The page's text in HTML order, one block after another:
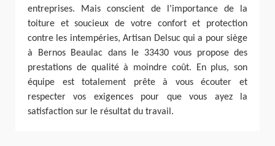
entreprises. Mais conscient de l’importance de la
toiture et soucieux de votre confort et protection
contre les intempéries, Artisan Delsuc qui a pour siège
à Bernos Beaulac dans le 33430 vous propose des
prestations de qualité à moindre coût. En plus, son
équipe est totalement prête à vous écouter et
respecter vos exigences pour que vous ayez la
satisfaction sur le résultat du travail.